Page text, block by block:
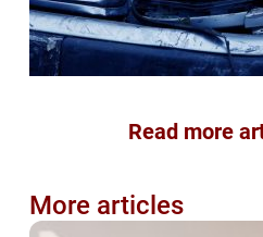
Read more
More articles